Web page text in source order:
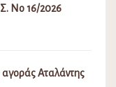
Νο 16/2026
Αταλάντης